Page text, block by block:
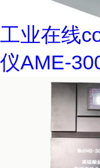
工业在线
仪AME-